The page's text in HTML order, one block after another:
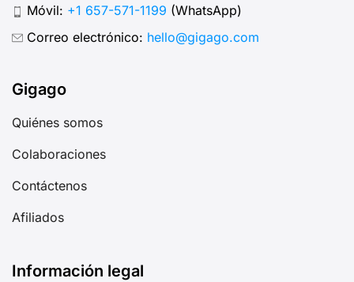
Móvil: +1 657-571-1199 (WhatsApp)
Correo electrónico: hello@gigago.com
Gigago
Quiénes somos
Colaboraciones
Contáctenos
Afiliados
Información legal